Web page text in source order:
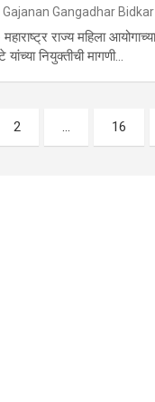
Gajanan Gangadhar Bidkar
राज्य महिला
यांच्या नियुक्तीची मागणी…
2 … 16